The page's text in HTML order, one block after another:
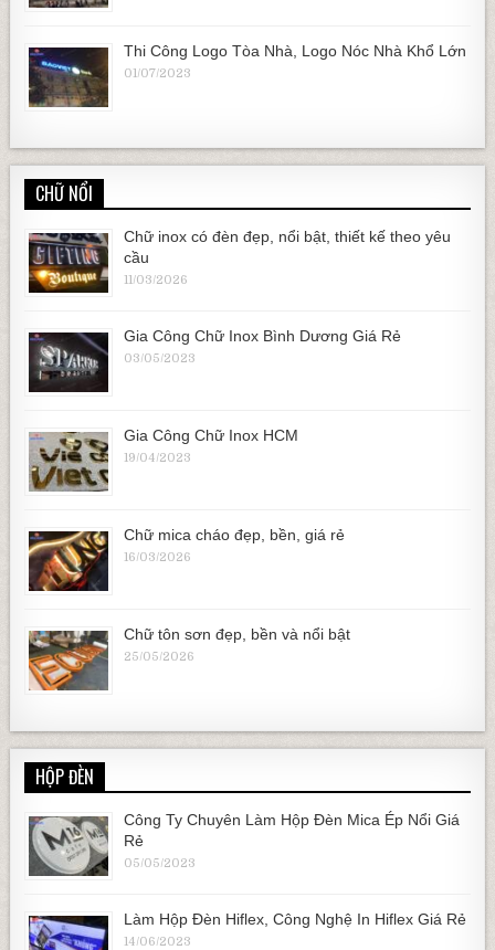
Thi Công Logo Tòa Nhà, Logo Nóc Nhà Khổ Lớn
01/07/2023
CHỮ NỔI
Chữ inox có đèn đẹp, nổi bật, thiết kế theo yêu
cầu
11/03/2026
Gia Công Chữ Inox Bình Dương Giá Rẻ
03/05/2023
Gia Công Chữ Inox HCM
19/04/2023
Chữ mica cháo đẹp, bền, giá rẻ
16/03/2026
Chữ tôn sơn đẹp, bền và nổi bật
25/05/2026
HỘP ĐÈN
Công Ty Chuyên Làm Hộp Đèn Mica Ép Nổi Giá
Rẻ
05/05/2023
Làm Hộp Đèn Hiflex, Công Nghệ In Hiflex Giá Rẻ
14/06/2023